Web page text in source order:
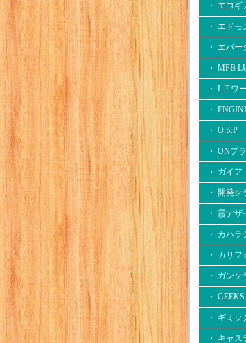
・ エコギ
・ エドモ
・ エバー
・ MPB
・ L.T.ワ
・
・ O.S.P
・ ONプ
・ ガイア
・ 開発ク
・ 霞デザ
・ カハラ
・ カリ
・ ガンク
・ GEEKS
・ ギミッ
・ キャス